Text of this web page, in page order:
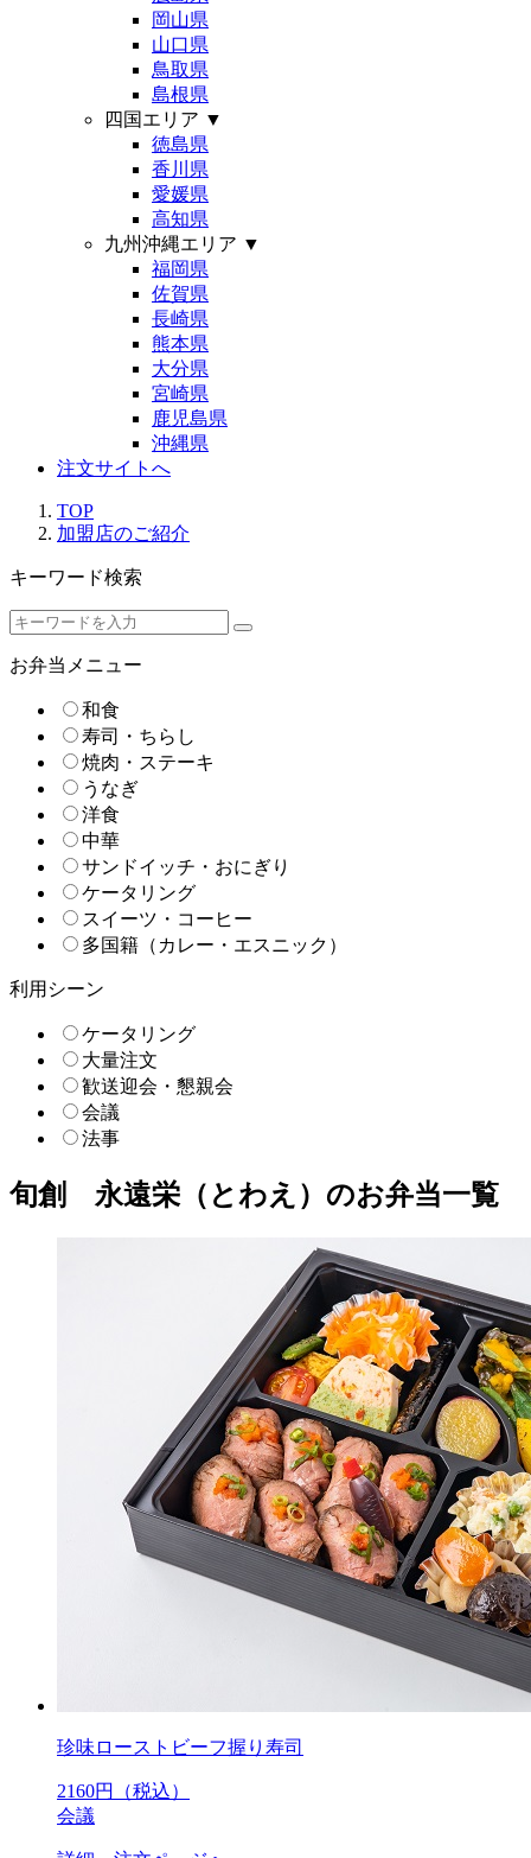
岡山県
山口県
鳥取県
島根県
四国エリア ▼
徳島県
香川県
愛媛県
高知県
九州沖縄エリア ▼
福岡県
佐賀県
長崎県
熊本県
大分県
宮崎県
鹿児島県
沖縄県
注文サイトへ
TOP
加盟店のご紹介
キーワード検索
お弁当メニュー
和食
寿司・ちらし
焼肉・ステーキ
うなぎ
洋食
中華
サンドイッチ・おにぎり
ケータリング
スイーツ・コーヒー
多国籍（カレー・エスニック）
利用シーン
ケータリング
大量注文
歓送迎会・懇親会
会議
法事
旬創 永遠栄（とわえ）のお弁当一覧
珍味ローストビーフ握り寿司
2160円（税込）
会議